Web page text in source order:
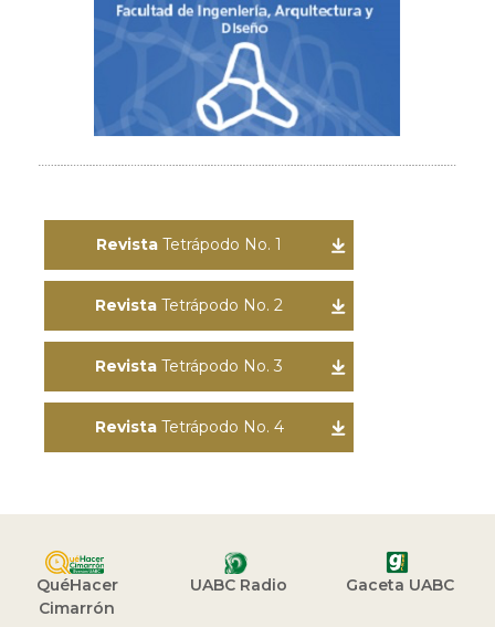
Revista Tetrápodo No. 1
Revista Tetrápodo No. 2
Revista Tetrápodo No. 3
RevistaTetrápodo No. 4
QuéHacer
Cimarrón
UABC Radio Gaceta UABC